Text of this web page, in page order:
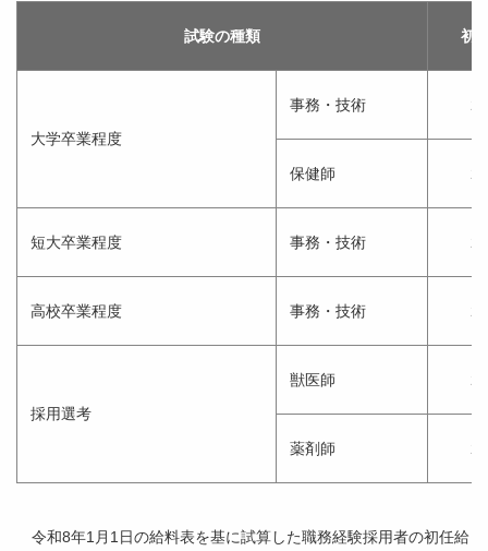
試験の種類 初
大学卒業程度
事務・技術
保健師
短大卒業程度 事務・技術
高校卒業程度 事務・技術
採用選考
獣医師
薬剤師
令和8年1月1日の給料表を基に試算した職務経験採用者の初任給